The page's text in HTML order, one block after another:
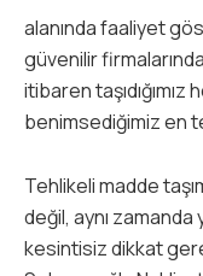
alanında faaliyet
güvenilir
itibaren
benimsediğimiz en
Tehlikeli madde
değil, aynı
kesintisiz dikkat